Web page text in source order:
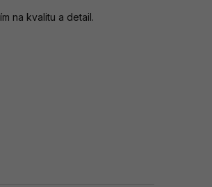
na kvalitu a detail.